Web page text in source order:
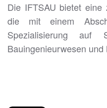
Die IFTSAU bietet eine
die mit einem
Spezialisierung auf
Bauingenieurwesen